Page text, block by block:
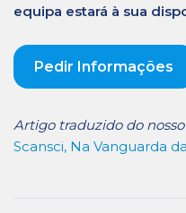
equipa estará à sua
Pedir Informações
Artigo traduzido do
Scansci, Na Vanguarda